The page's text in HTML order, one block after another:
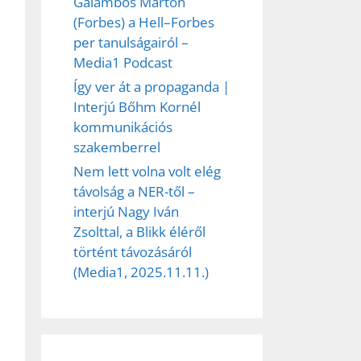
(Forbes) a Hell–Forbes
per tanulságairól –
Media1 Podcast
Így ver át a propaganda |
Interjú Bőhm Kornél
kommunikációs
szakemberrel
Nem lett volna volt elég
távolság a NER-től –
interjú Nagy Iván
Zsolttal, a Blikk éléről
történt távozásáról
(Media1, 2025.11.11.)